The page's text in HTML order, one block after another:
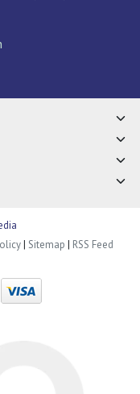
| Sitemap | RSS Feed